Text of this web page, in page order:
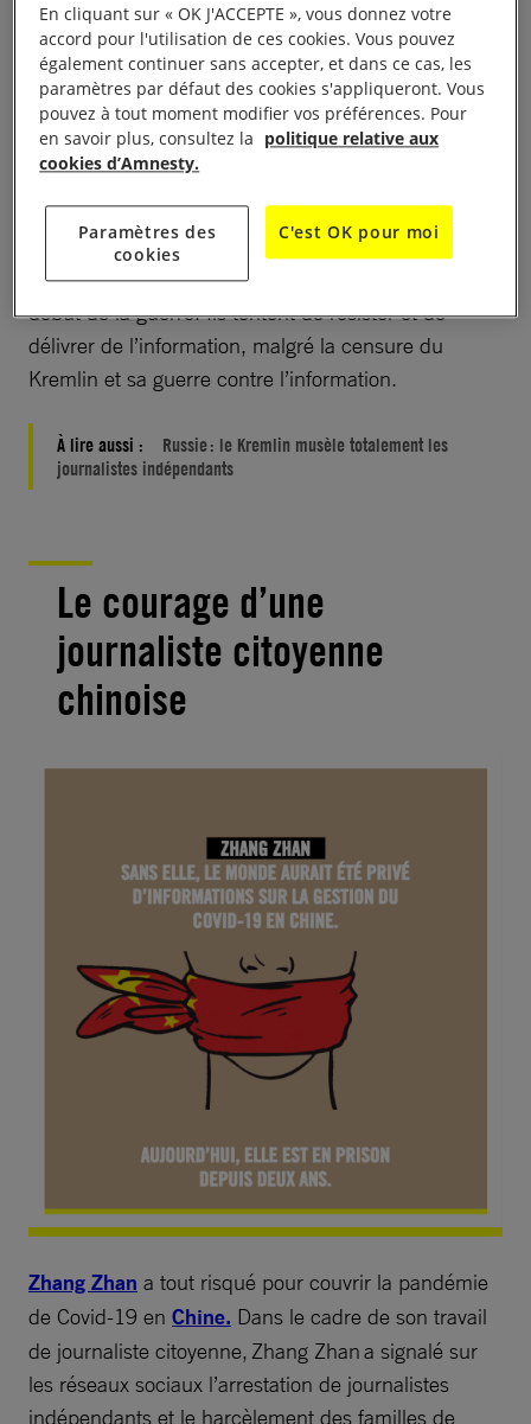
Depuisl’invasion de l’Ukraine, les autorités russes
ont déclenché une répression sans précédent
contre le journalisme indépendant. Les médias les
bloqués, des journalistes ont dû cesser leur travail.
Au moins 150 journalistes ont fui la
début de la guerre. Ils tentent de résister et de
délivrer de l’information, malgré la censure du
Kremlin et sa guerre contre l’information.
À lire aussi :
Russie : le Kremlin musèle totalement les
journalistes indépendants
Le courage d’une
journaliste citoyenne
chinoise
Zhang Zhan a tout risqué pour couvrir la pandémie
de Covid-19 en Chine. Dans le cadre de son travail
de journaliste citoyenne, Zhang Zhan a signalé sur
les réseaux sociaux l’arrestation de journalistes
indépendants et le harcèlement des familles de
En cliquant sur « OK J'ACCEPTE », vous donnez votre
accord pour l'utilisation de ces cookies. Vous pouvez
également continuer sans accepter, et dans ce cas, les
paramètres par défaut des cookies s'appliqueront. Vous
pouvez à tout moment modifier vos préférences. Pour
en savoir plus, consultez la politique relative aux
cookies d’Amnesty.
Paramètres des
cookies
C'est OK pour moi